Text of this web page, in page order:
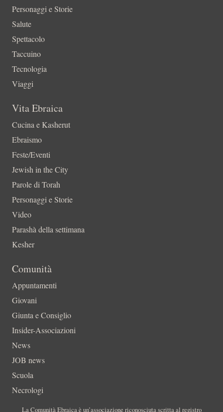
Personaggi e Storie
Salute
Spettacolo
Taccuino
Tecnologia
Viaggi
Vita Ebraica
Cucina e Kasherut
Ebraismo
Feste/Eventi
Jewish in the City
Parole di Torah
Personaggi e Storie
Video
Parashà della settimana
Kesher
Comunità
Appuntamenti
Giovani
Giunta e Consiglio
Insider-Associazioni
News
JOB news
Scuola
Necrologi
La Comunità Ebraica è un’associazione riconosciuta scritta al registro